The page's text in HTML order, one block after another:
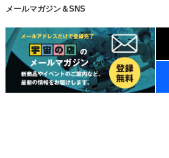
メールマガジン＆SNS